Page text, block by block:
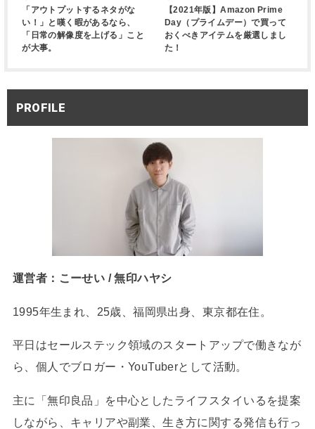
「アウトプットするネタがな
い！」と嘆く暇があるなら、
「日常の解像度を上げる」こと
が大事。
【2021年版】Amazon Prime
Day（プライムデー）で買って
おくべきアイテムを厳選しまし
た！
PROFILE
運営者：こーせい / 無印ハヤシ
1995年生まれ、25歳、福岡県出身、東京都在住。
平日はセールステック領域のスタートアップで働きなが
ら、個人でブロガー・YouTuberとして活動。
主に「無印良品」を中心としたライフスタイいるを提案
しながら、キャリアや副業、生き方に関する発信も行っ